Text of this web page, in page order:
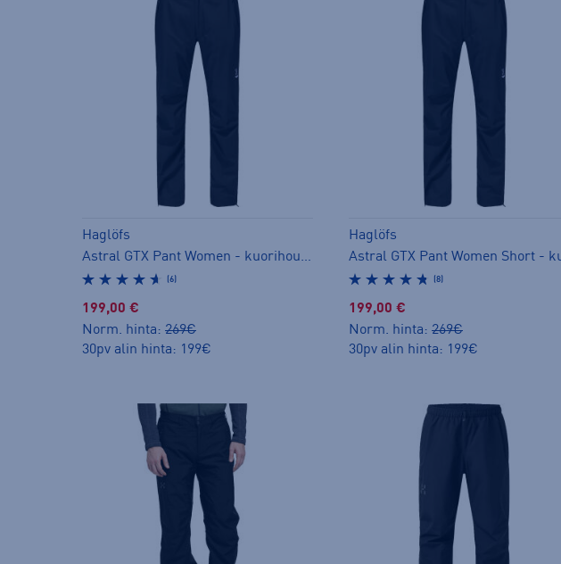
Haglöfs
Astral GTX Pant Women - kuorihousut
(6)
199,00 €
Norm. hinta: 269€
30pv alin hinta: 199€
Haglöfs
(8)
199,00 €
Norm. hinta: 269€
30pv alin hinta: 199€